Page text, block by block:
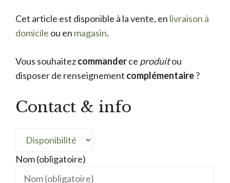
Cet article est disponible à la vente, en livraison à
domicile ou en magasin.
Vous souhaitezcommanderce produitou
disposer de renseignement complémentaire?
Contact & info
Nom (obligatoire)